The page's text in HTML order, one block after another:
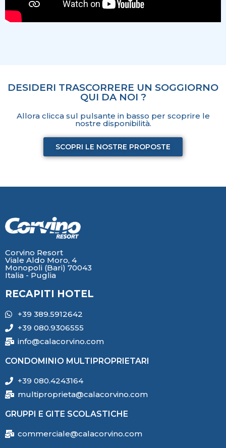
DESIDERI TRASCORRERE UN SOGGIORNO
QUI DA NOI ?
Allora clicca sul pulsante in basso per scoprire le
nostre disponibilità.
SCOPRI LE NOSTRE PROPOSTE
Corvino Resort
Viale Aldo Moro, 4
Monopoli (Bari) 70043
Italia - Puglia
RECAPITI HOTEL
+39 389.5912642
+39 080.9306555
info@calacorvino.com
CONDOMINIO MULTIPROPRIETARI
+39 080.4243164
multiproprieta@calacorvino.com
GRUPPI E GITE SCOLASTICHE
commerciale@calacorvino.com